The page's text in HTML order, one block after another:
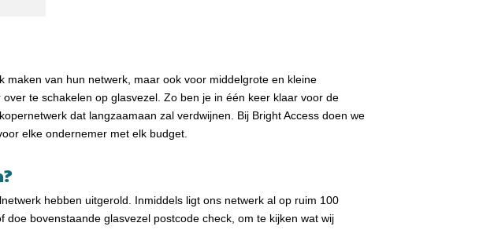
van hun netwerk, maar ook voor middelgrote en kleine
te schakelen op glasvezel. Zo ben je in één keer klaar voor de
dat langzaamaan zal verdwijnen. Bij Bright Access doen we
elke ondernemer met elk budget.
hebben uitgerold. Inmiddels ligt ons netwerk al op ruim 100
doe bovenstaande glasvezel postcode check, om te kijken wat wij